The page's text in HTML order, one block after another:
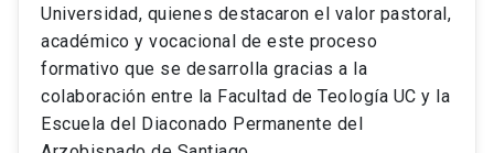
Universidad, quienes destacaron el valor pastoral,
académico y vocacional de este proceso
formativo que se desarrolla gracias a la
colaboración entre la Facultad de Teología UC y la
Escuela del Diaconado Permanente del